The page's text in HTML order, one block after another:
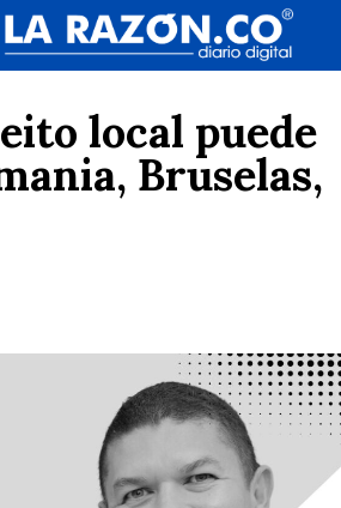
local puede
Bruselas,